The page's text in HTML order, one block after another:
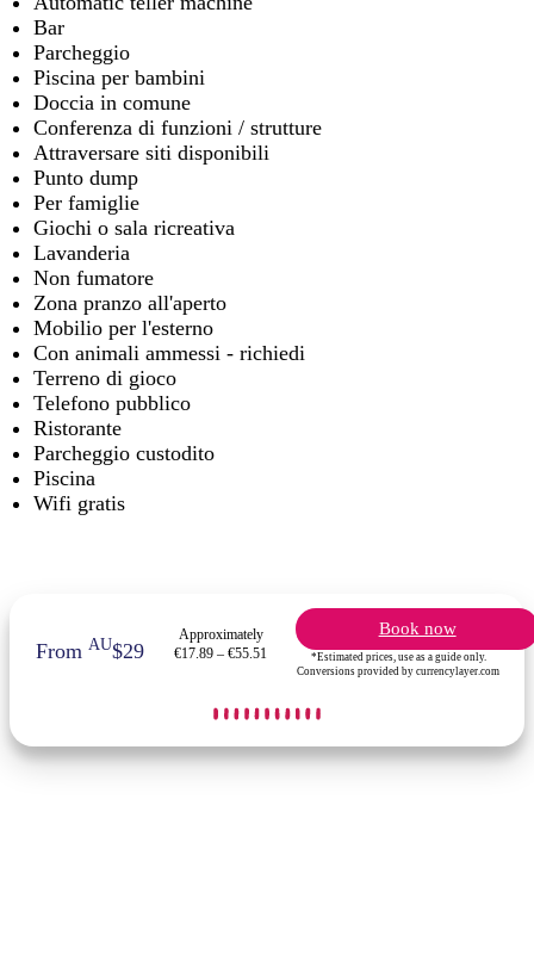
Bar
Parcheggio
Piscina per bambini
Doccia in comune
Conferenza di funzioni / strutture
Attraversare siti disponibili
Punto dump
Per famiglie
Giochi o sala ricreativa
Lavanderia
Non fumatore
Zona pranzo all'aperto
Mobilio per l'esterno
Con animali ammessi - richiedi
Terreno di gioco
Telefono pubblico
Ristorante
Parcheggio custodito
Piscina
Wifi gratis
From AU$29
Approximately
€17.89 – €55.51
Book now
*Estimated prices, use as a guide only.
Conversions provided by currencylayer.com